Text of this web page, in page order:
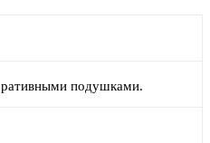
подушками.